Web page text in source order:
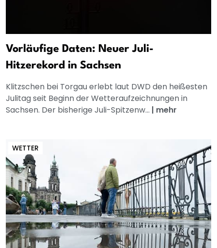
Vorläufige Daten: Neuer Juli-
Hitzerekord in Sachsen
Klitzschen bei Torgau erlebt laut DWD den heißesten
Julitag seit Beginn der Wetteraufzeichnungen in
Sachsen. Der bisherige Juli-Spitzenw... | mehr
WETTER